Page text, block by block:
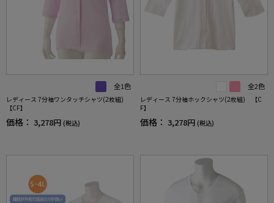
全1色
レディース 7分袖ワンタッチシャツ(2枚組)
【CF】
価格： 3,278円 (税込)
全2色
レディース 7分袖ホックシャツ(2枚組) 【C
F】
価格： 3,278円 (税込)